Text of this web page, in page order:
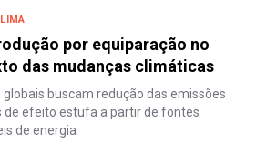
por equiparação no
das mudanças climáticas
globais buscam redução das emissões
de efeito estufa a partir de fontes
de energia